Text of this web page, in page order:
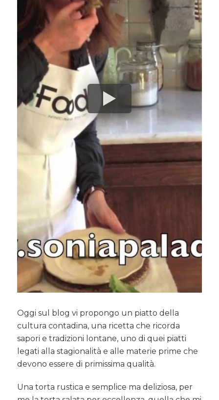
Oggi sul blog vi propongo un piatto della
cultura contadina, una ricetta che ricorda
sapori e tradizioni lontane, uno di quei piatti
legati alla stagionalità e alle materie prime che
devono essere di primissima qualità.
Una torta rustica e semplice ma deliziosa, per